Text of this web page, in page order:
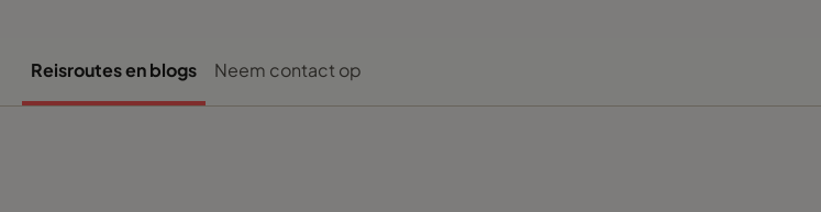
Reisroutes en blogs Neem contact op